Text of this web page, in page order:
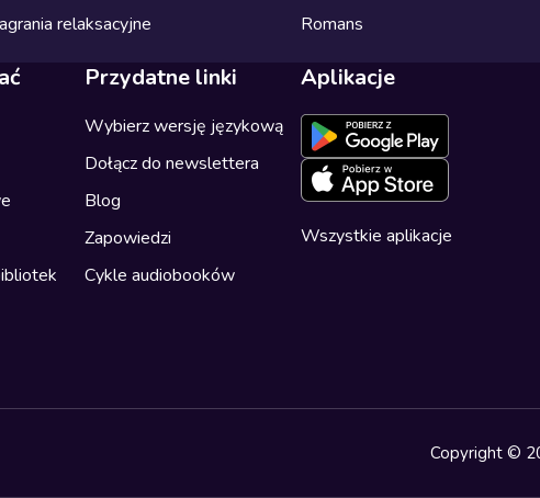
relaksacyjne
Romans
Przydatne linki
Wybierz wersję językową
Dołącz do newslettera
Blog
Zapowiedzi
Cykle audiobooków
Aplikacje
Wszystkie aplikacje
Copyright ©